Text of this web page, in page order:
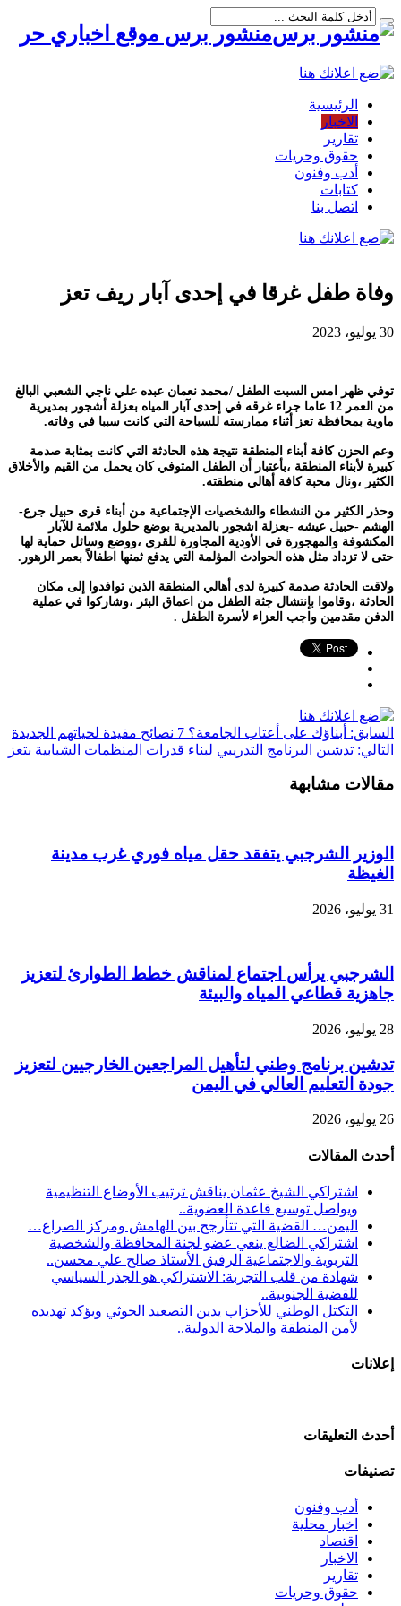
منشور برس موقع اخباري حر
الرئيسية
الاخبار
تقارير
حقوق وحريات
أدب وفنون
كتابات
اتصل بنا
وفاة طفل غرقا في إحدى آبار ريف تعز
30 يوليو، 2023
توفي ظهر امس السبت الطفل /محمد نعمان عبده علي ناجي الشعبي البالغ
من العمر 12 عاما جراء غرقه في إحدى آبار المياه بعزلة أشجور بمديرية
ماوية بمحافظة تعز أثناء ممارسته للسباحة التي كانت سببا في وفاته.
وعم الحزن كافة أبناء المنطقة نتيجة هذه الحادثة التي كانت بمثابة صدمة
كبيرة لأبناء المنطقة ،بأعتبار أن الطفل المتوفي كان يحمل من القيم والأخلاق
الكثير ،ونال محبة كافة أهالي منطقته.
وحذر الكثير من النشطاء والشخصيات الإجتماعية من أبناء قرى حبيل جرع-
الهشم -حبيل عيشه -بعزلة اشجور بالمديرية بوضع حلول ملائمة للآبار
المكشوفة والمهجورة في الأودية المجاورة للقرى ،ووضع وسائل حماية لها
حتى لا تزداد مثل هذه الحوادث المؤلمة التي يدفع ثمنها اطفالاً بعمر الزهور.
ولاقت الحادثة صدمة كبيرة لدى أهالي المنطقة الذين توافدوا إلى مكان
الحادثة ،وقاموا بإنتشال جثة الطفل من اعماق البئر ،وشاركوا في عملية
الدفن مقدمين واجب العزاء لأسرة الطفل .
السابق: أبناؤك على أعتاب الجامعة؟ 7 نصائح مفيدة لحياتهم الجديدة
التالي: تدشين البرنامج التدريبي لبناء قدرات المنظمات الشبابية بتعز
مقالات مشابهة
الوزير الشرجبي يتفقد حقل مياه فوري غرب مدينة
الغيظة
31 يوليو، 2026
الشرجبي يرأس اجتماع لمناقش خطط الطوارئ لتعزيز
جاهزية قطاعي المياه والبيئة
28 يوليو، 2026
تدشين برنامج وطني لتأهيل المراجعين الخارجيين لتعزيز
جودة التعليم العالي في اليمن
26 يوليو، 2026
أحدث المقالات
اشتراكي الشيخ عثمان يناقش ترتيب الأوضاع التنظيمية
ويواصل توسيع قاعدة العضوية..
اليمن… القضية التي تتأرجح بين الهامش ومركز الصراع…
اشتراكي الضالع ينعي عضو لجنة المحافظة والشخصية
التربوية والاجتماعية الرفيق الأستاذ صالح علي محسن..
شهادة من قلب التجربة: الاشتراكي هو الجذر السياسي
للقضية الجنوبية..
التكتل الوطني للأحزاب يدين التصعيد الحوثي ويؤكد تهديده
لأمن المنطقة والملاحة الدولية..
إعلانات
أحدث التعليقات
تصنيفات
أدب وفنون
اخبار محلية
اقتصاد
الاخبار
تقارير
حقوق وحريات